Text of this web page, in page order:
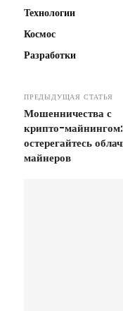
Технологии
Космос
Разработки
ПРЕДЫДУЩАЯ СТАТЬЯ
Мошенничества с
крипто-майнингом:
остерегайтесь
майнеров